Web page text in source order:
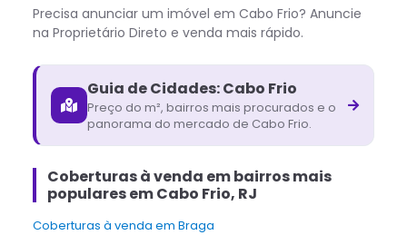
Precisa anunciar um imóvel em Cabo Frio? Anuncie
na Proprietário Direto e venda mais rápido.
Guia de Cidades:Cabo Frio
Preço do m², bairros mais procurados e o
panorama do mercado de Cabo Frio.
Coberturas à venda em bairros mais
populares em Cabo Frio, RJ
Coberturas à venda em Braga